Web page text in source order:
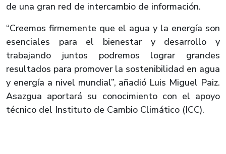
de una gran red de intercambio de información.
“Creemos firmemente que el agua y la energía son
esenciales para el bienestar y desarrollo y
trabajando juntos podremos lograr grandes
resultados para promover la sostenibilidad en agua
y energía a nivel mundial”, añadió Luis Miguel Paiz.
Asazgua aportará su conocimiento con el apoyo
técnico del Instituto de Cambio Climático (ICC).